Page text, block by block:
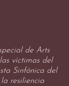
de Arts
víctimas del
Sinfónica del
resiliencia